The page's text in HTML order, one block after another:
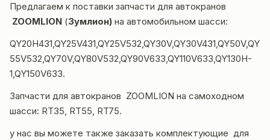
Предлагаем к поставки запчасти для автокранов
ZOOMLION (Зумлион) на автомобильном шасси:
QY20H431,QY25V431,QY25V532,QY30V,QY30V431,QY50V,QY
55V532,QY70V,QY80V532,QY90V633,QY110V633,QY130H-
1,QY150V633.
Запчасти для автокранов ZOOMLION на самоходном
шасси: RT35, RT55, RT75.
у нас вы можете также заказать комплектующие для